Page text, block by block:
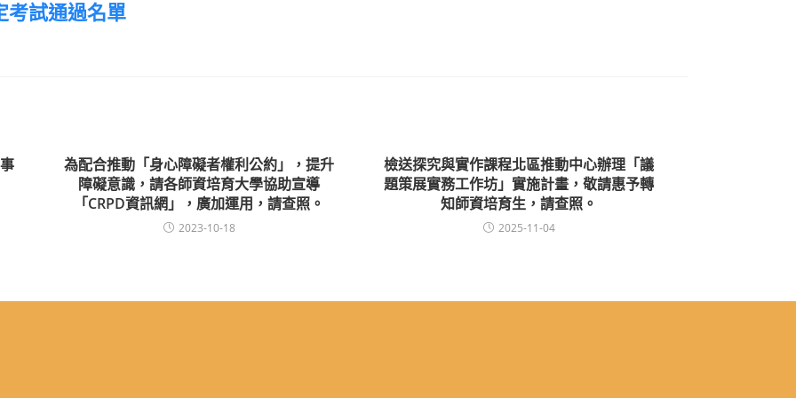
考試通過名單
為配合推動「身心障礙者權利公約」，提升
障礙意識，請各師資培育大學協助宣導
「CRPD資訊網」，廣加運用，請查照。
2023-10-18
檢送探究與實作課程北區推動中心辦理「議
題策展實務工作坊」實施計畫，敬請惠予轉
知師資培育生，請查照。
2025-11-04